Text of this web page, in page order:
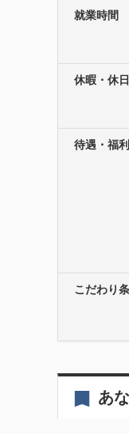
就業時間
休暇・休日
待遇・福
こだわり
あ